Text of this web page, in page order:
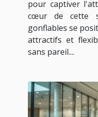
pour captiver
cœur de cette
gonflables se
attractifs et
sans pareil....